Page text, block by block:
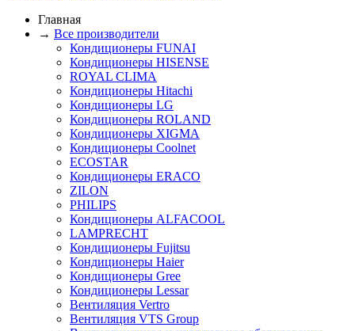
Главная
→ Все производители
Кондиционеры FUNAI
Кондиционеры HISENSE
ROYAL CLIMA
Кондиционеры Hitachi
Кондиционеры LG
Кондиционеры ROLAND
Кондиционеры XIGMA
Кондиционеры Coolnet
ECOSTAR
Кондиционеры ERACO
ZILON
PHILIPS
Кондиционеры ALFACOOL
LAMPRECHT
Кондиционеры Fujitsu
Кондиционеры Haier
Кондиционеры Gree
Кондиционеры Lessar
Вентиляция Vertro
Вентиляция VTS Group